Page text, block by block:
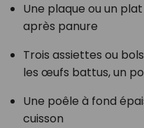
Une plaque ou un
après panure
Trois assiettes ou
les œufs battus, un
Une poêle à fond
cuisson